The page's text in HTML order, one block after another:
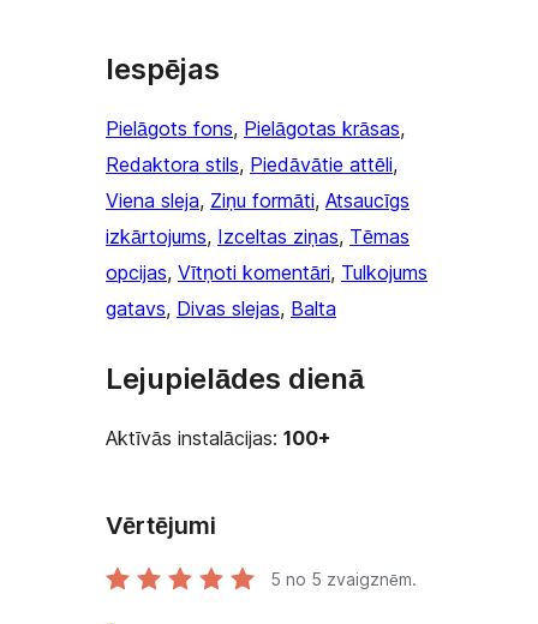
Iespējas
Pielāgots fons, Pielāgotas krāsas
Redaktora stils, Piedāvātie attēli
Viena sleja, Ziņu formāti, Atsaucīgs
izkārtojums, Izceltas ziņas, Tēmas
opcijas, Vītņoti komentāri, Tulkojums
gatavs, Divas slejas, Balta
Lejupielādes dienā
Aktīvās instalācijas: 100+
Vērtējumi
5 no 5 zvaigznēm.